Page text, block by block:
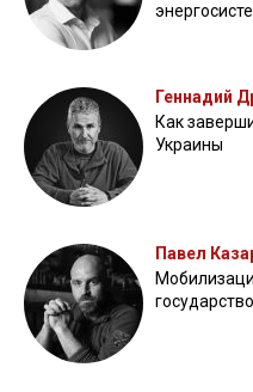
Геннадий
Как
Украины
Павел